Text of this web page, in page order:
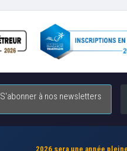
S'abonner à nos newsletters
2026 sera une année